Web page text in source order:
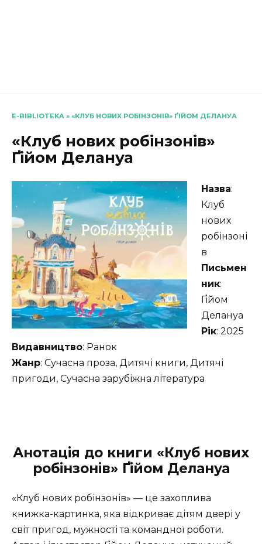
E-BIBLIOTEKA » «КЛУБ НОВИХ РОБІНЗОНІВ» ҐІЙОМ ДЕЛАНУА
«Клуб нових робінзонів»
Ґійом Делануа
Назва:
Клуб
нових
робінзоні
в
Письмен
ник:
Ґійом
Делануа
Рік: 2025
Видавництво: Ранок
Жанр: Сучасна проза, Дитячі книги, Дитячі
пригоди, Сучасна зарубіжна література
Анотація до книги «Клуб нових
робінзонів» Ґійом Делануа
«Клуб нових робінзонів» — це захоплива
книжка-картинка, яка відкриває дітям двері у
світ пригод, мужності та командної роботи.